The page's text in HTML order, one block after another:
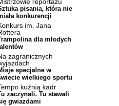
reportażu
pisania, która nie
konkurencji
im. Jana
dla młodych
zagranicznych
specjalne w
wielkiego sportu
kuźnią kadr
zaczynali. Tu stawali
gwiazdami